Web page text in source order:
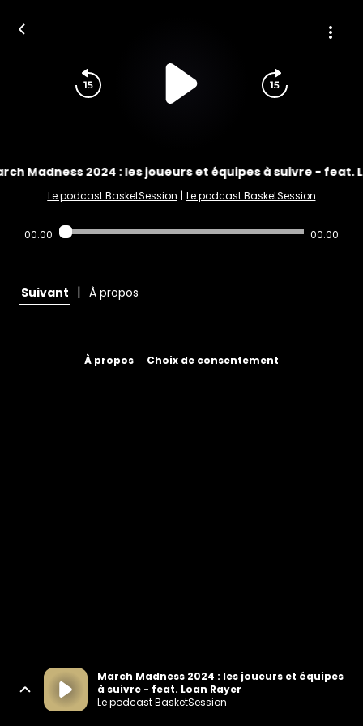
Madness 2024 : les joueurs et équipes à suivre - feat.
Le podcast BasketSession | Le podcast BasketSession
00:00 00:00
Suivant | À propos
À propos Choix de consentement
March Madness 2024 : les joueurs et équipes
à suivre - feat. Loan Rayer
Le podcast BasketSession